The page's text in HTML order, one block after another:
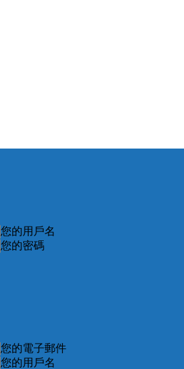
您的用戶名
您的密碼
您的電子郵件
您的用戶名